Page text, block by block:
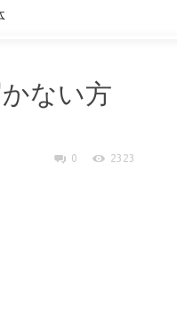
ない方
0 2323